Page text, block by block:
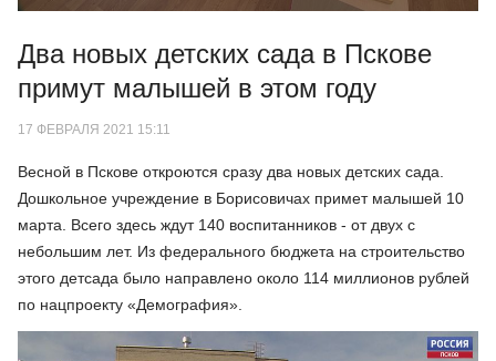
Два новых детских сада в Пскове
примут малышей в этом году
17 ФЕВРАЛЯ 2021 15:11
Весной в Пскове откроются сразу два новых детских сада.
Дошкольное учреждение в Борисовичах примет малышей 10
марта. Всего здесь ждут 140 воспитанников - от двух с
небольшим лет. Из федерального бюджета на строительство
этого детсада было направлено около 114 миллионов рублей
по нацпроекту «Демография».